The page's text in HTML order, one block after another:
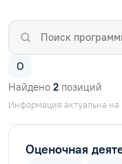
О
Найдено 2 позиций
Информация актуальна
Оценочная